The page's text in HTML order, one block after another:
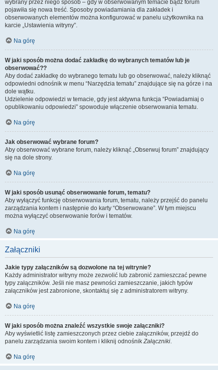
wybrany przez niego sposób – gdy w obserwowanym temacie bądź forum
pojawiła się nowa treść. Sposoby powiadamiania dla zakładek i
obserwowanych elementów można konfigurować w panelu użytkownika na
karcie „Ustawienia witryny”.
Na górę
W jaki sposób można dodać zakładkę do wybranych tematów lub je
obserwować??
Aby dodać zakładkę do wybranego tematu lub go obserwować, należy kliknąć
odpowiedni odnośnik w menu “Narzędzia tematu” znajdujące się na górze i na
dole wątku.
Udzielenie odpowiedzi w temacie, gdy jest aktywna funkcja “Powiadamiaj o
opublikowaniu odpowiedzi” spowoduje włączenie obserwowania tematu.
Na górę
Jak obserwować wybrane forum?
Aby obserwować wybrane forum, należy kliknąć „Obserwuj forum” znajdujący
się na dole strony.
Na górę
W jaki sposób usunąć obserwowanie forum, tematu?
Aby wyłączyć funkcję obserwowania forum, tematu, należy przejść do panelu
zarządzania kontem i następnie do karty “Obserwowane”. W tym miejscu
można wyłączyć obserwowanie forów i tematów.
Na górę
Załączniki
Jakie typy załączników są dozwolone na tej witrynie?
Każdy administrator witryny może zezwolić lub zabronić zamieszczać pewne
typy załączników. Jeśli nie masz pewności zamieszczanie, jakich typów
załączników jest zabronione, skontaktuj się z administratorem witryny.
Na górę
W jaki sposób można znaleźć wszystkie swoje załączniki?
Aby wyświetlić listę zamieszczonych przez ciebie załączników, przejdź do
panelu zarządzania swoim kontem i kliknij odnośnikZałączniki.
Na górę